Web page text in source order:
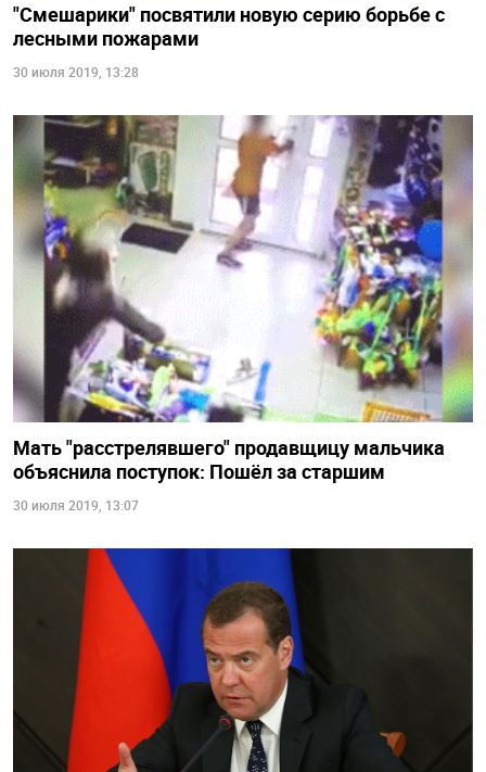
"Смешарики" посвятили новую серию борьбе с
лесными пожарами
30 июля 2019, 13:28
Мать "расстрелявшего" продавщицу мальчика
объяснила поступок: Пошёл за старшим
30 июля 2019, 13:07